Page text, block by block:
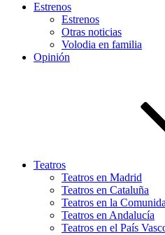
Estrenos
Estrenos
Otras noticias
Volodia en familia
Opinión
Teatros
Teatros en Madrid
Teatros en Cataluña
Teatros en la
Teatros en Andalucía
Teatros en el País